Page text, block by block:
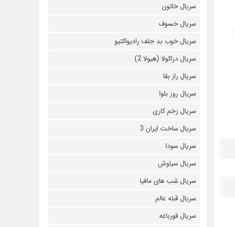
سریال خاتون
سریال خسوف
سریال خوب بد جلف رادیواکتیو
سریال دراکولا (هیولا 2)
سریال راز بقا
سریال روز بلوا
سریال زخم کاری
سریال ساخت ایران 3
سریال سودا
سریال سیاوش
سریال شب های مافیا
سریال قبله عالم
سریال قورباغه